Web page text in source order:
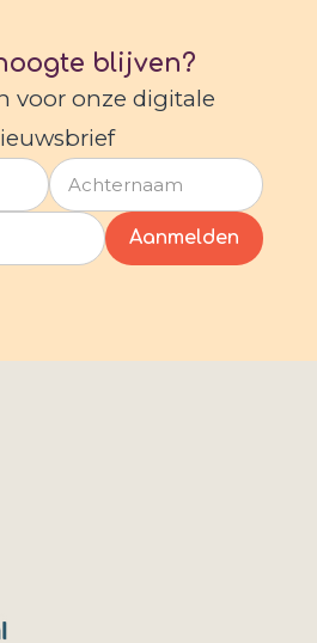
blijven?
voor onze digitale